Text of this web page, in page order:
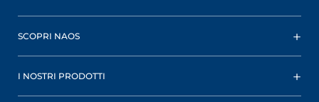
SCOPRI NAOS
I NOSTRI PRODOTTI